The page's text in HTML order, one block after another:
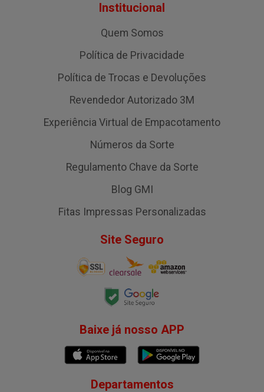
Institucional
Quem Somos
Política de Privacidade
Política de Trocas e Devoluções
Revendedor Autorizado 3M
Experiência Virtual de Empacotamento
Números da Sorte
Regulamento Chave da Sorte
Blog GMI
Fitas Impressas Personalizadas
Site Seguro
Baixe já nosso APP
Departamentos